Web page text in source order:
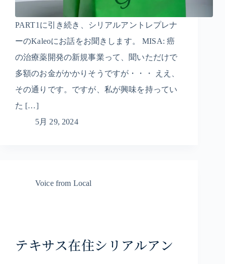
PART1に引き続き、シリアルアントレプレナ
ーのKaleoにお話をお聞きします。 MISA: 癌
の治療薬開発の新規事業って、聞いただけで
多額のお金がかかりそうですが・・・ ええ、
その通りです。ですが、私が興味を持ってい
た […]
5月 29, 2024
Voice from Local
テキサス在住シリアルアン